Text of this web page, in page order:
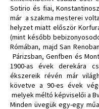
Sotirio és fiai,
már a szakma mesterei
helyzet miatt először
(mint később
Rómában, majd San
Párizsban, Genfben és
1900-as évek derekára
ékszereik révén már
követve a 90-es évek
melyek méltó képviselői a
Minden üvegük egy-egy